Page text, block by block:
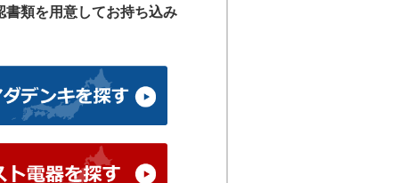
書類を用意してお持ち込み